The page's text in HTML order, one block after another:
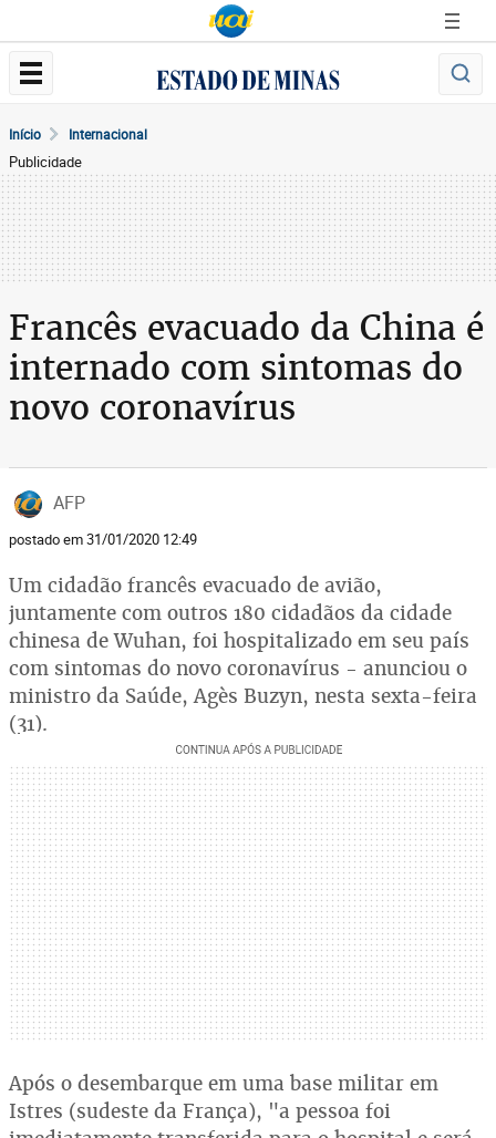
Início Internacional
Publicidade
Francês evacuado da China é
internado com sintomas do
novo coronavírus
AFP
postado em 31/01/2020 12:49
Um cidadão francês evacuado de avião,
juntamente com outros 180 cidadãos da cidade
chinesa de Wuhan, foi hospitalizado em seu país
com sintomas do novo coronavírus - anunciou o
ministro da Saúde, Agès Buzyn, nesta sexta-feira
(31).
Após o desembarque em uma base militar em
Istres (sudeste da França), "a pessoa foi